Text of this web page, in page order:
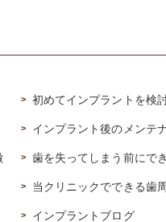
初めてインプラントを検
インプラント後のメンテ
歯を失ってしまう前にで
当クリニックでできる歯
インプラントブログ